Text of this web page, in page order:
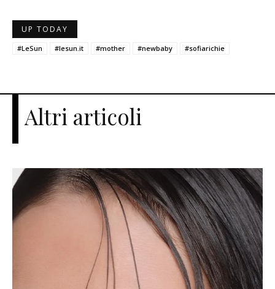
UP TODAY
#LeSun #lesun.it #mother #newbaby #sofiarichie
Altri articoli